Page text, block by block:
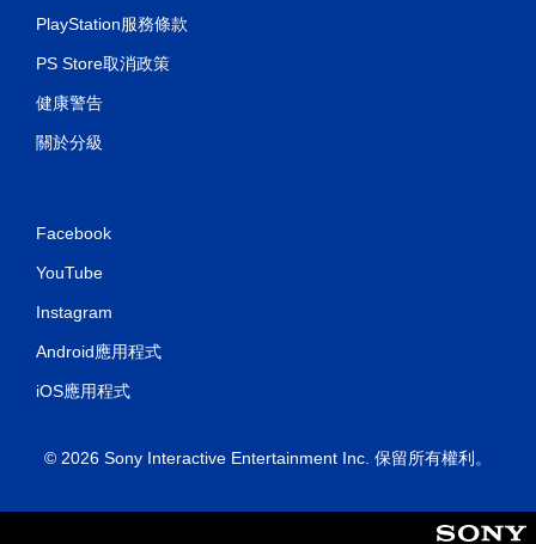
PlayStation服務條款
PS Store取消政策
健康警告
關於分級
Facebook
YouTube
Instagram
Android應用程式
iOS應用程式
© 2026 Sony Interactive Entertainment Inc. 保留所有權利。